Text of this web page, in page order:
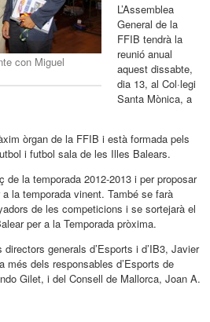
con Miguel
L’Assemblea
General de la
FFIB tendrà la
reunió anual
aquest dissabte,
dia 13, al Col·legi
Santa Mònica, a
òrgan de la FFIB i està formada pels
i futbol sala de les Illes Balears.
de la temporada 2012-2013 i per proposar
la temporada vinent. També se farà
de les competicions i se sortejarà el
per a la Temporada pròxima.
generals d’Esports i d’IB3, Javier
més dels responsables d’Esports de
Gilet, i del Consell de Mallorca, Joan A.